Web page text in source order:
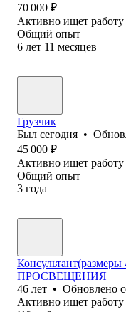
70 000 ₽
Активно ищет работу
Общий опыт
6 лет 11 месяцев
Грузчик
Был сегодня •
45 000 ₽
Активно ищет работу
Общий опыт
3 года
ПРОСВЕЩЕНИЯ
46 лет • Обновлено
Активно ищет работу